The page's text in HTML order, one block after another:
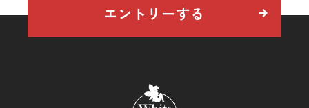
エントリーする